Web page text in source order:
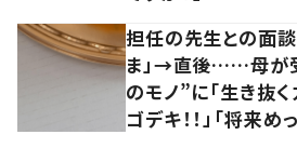
担任の先生との面
ま」→直後……母が
のモノ”に「生き抜く
ゴデキ！！」「将来め